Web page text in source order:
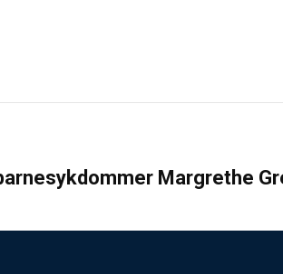
Margrethe